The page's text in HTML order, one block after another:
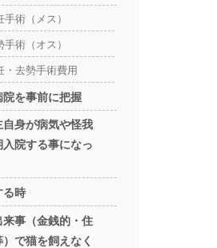
手術（メス）
手術（オス）
・去勢手術費用
院を事前に把握
自身が病気や怪我
入院する事になっ
る時
来事（金銭的・住
で猫を飼えなく